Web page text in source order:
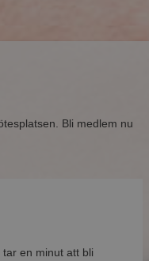
Bli medlem nu
en minut att bli